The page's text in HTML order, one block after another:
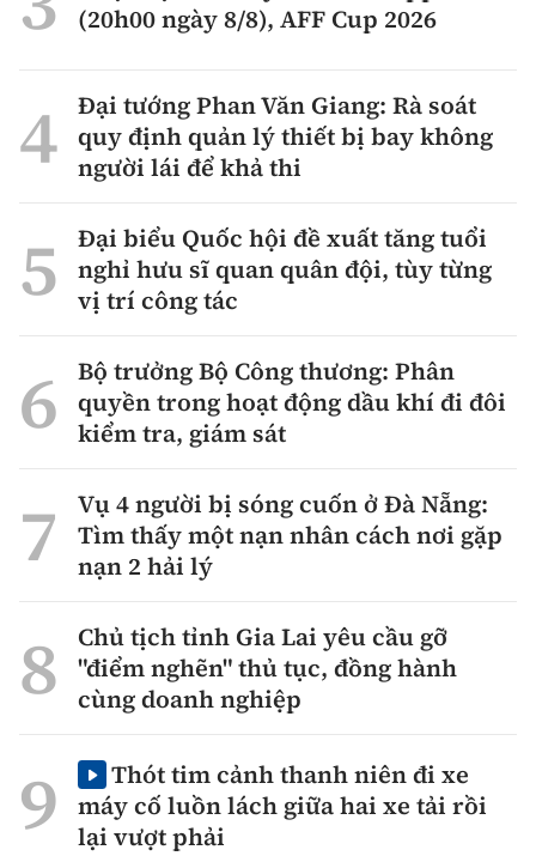
(20h00 ngày 8/8), AFF Cup 2026
Đại tướng Phan Văn Giang: Rà soát
quy định quản lý thiết bị bay không
người lái để khả thi
Đại biểu Quốc hội đề xuất tăng tuổi
nghỉ hưu sĩ quan quân đội, tùy từng
vị trí công tác
Bộ trưởng Bộ Công thương: Phân
quyền trong hoạt động dầu khí đi đôi
kiểm tra, giám sát
Vụ 4 người bị sóng cuốn ở Đà Nẵng:
Tìm thấy một nạn nhân cách nơi gặp
nạn 2 hải lý
Chủ tịch tỉnh Gia Lai yêu cầu gỡ
"điểm nghẽn" thủ tục, đồng hành
cùng doanh nghiệp
Thót tim cảnh thanh niên đi xe
máy cố luồn lách giữa hai xe tải rồi
lại vượt phải